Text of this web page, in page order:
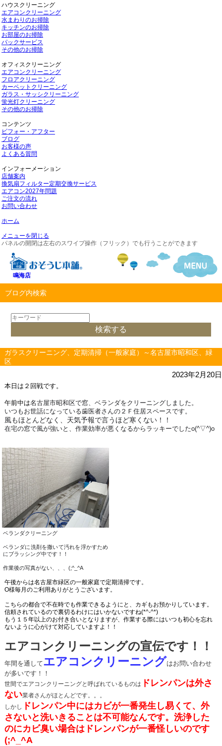
ハウスクリーニング
エアコンクリーニング
水まわりのお掃除
キッチンのお掃除
お部屋のお掃除
パックサービス
その他のお掃除
オフィスクリーニング
エアコンクリーニング
フロアクリーニング
カーペットクリーニング
ガラス・サッシクリーニング
蛍光灯クリーニング
その他のお掃除
コンテンツ
ビフォー・アフター
ブログ
お客様の声
よくある質問
インフォーメーション
店舗案内
換気扇フィルター定期交換サービス
エアコン2027年問題
ご注文の流れ
お問い合わせ
ホーム
メニューを閉じる
パネルの開閉は左右のスワイプ操作（フリック）でも行うことができます
鳴海店
ブログ内検索
ガラスクリーニング、定期清掃（一般家庭）～名古屋市昭和区、緑
区
2023年2月20日
本日は２回戦です。
午前中は名古屋市昭和区で窓、ベランダをクリーニングしました。
いつもお世話になっている歯医者さんの２Ｆ住居スペースです。
風もほとんどなく、天気予報で言うほど寒くない！！
在宅の窓で風が強いと、作業効率が悪くなるからラッキーでしたo(^▽^)o
ベランダクリーニング
ベランダに洗剤を撒いて汚れを浮かすため
にブラッシング中です！！
作業後の写真がない、、、(;^_^A
午後からは名古屋市緑区の一般家庭で定期清掃です。
O様毎月のご利用ありがとうございます。
こちらの都合で不在時でも作業できるようにと、カギもお預かりしています。
信頼されているので裏切るわけにはいかないですね(*^-^*)
もう１５年以上のお付き合いとなりますが、作業する際にはいつも初心を忘れ
ないように心がけて対応していますよ！！
エアコンクリーニングの宣伝です！！
年間を通してエアコンクリーニングはお問い合わせ
が多いです！！
世間でエアコンクリーニングと呼ばれているものは
ドレンパンは外さ
ない業者さんがほとんどです。。。
しかし
ドレンパン中にはカビが一番発生し易くて、外
さないと洗いきることは不可能なんです。洗浄した
のにカビ臭い場合はドレンパンが一番怪しいのです
(;^_^A